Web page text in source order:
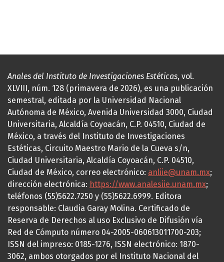
Anales del Instituto de Investigaciones Estéticas, vol.
XLVIII, núm. 128 (primavera de 2026), es una publicación
semestral, editada por la Universidad Nacional
Autónoma de México, Avenida Universidad 3000, Ciudad
Universitaria, Alcaldía Coyoacán, C.P. 04510, Ciudad de
México, a través del Instituto de Investigaciones
Estéticas, Circuito Maestro Mario de la Cueva s/n,
Ciudad Universitaria, Alcaldía Coyoacán, C.P. 04510,
Ciudad de México, correo electrónico: anliie@unam.mx;
dirección electrónica: https://www.analesiie.unam.mx;
teléfonos (55)5622.7250 y (55)5622.6999. Editora
responsable: Claudia Garay Molina. Certificado de
Reserva de Derechos al uso Exclusivo de Difusión vía
Red de Cómputo número 04-2005-060613011700-203;
ISSN del impreso: 0185-1276, ISSN electrónico: 1870-
3062, ambos otorgados por el Instituto Nacional del